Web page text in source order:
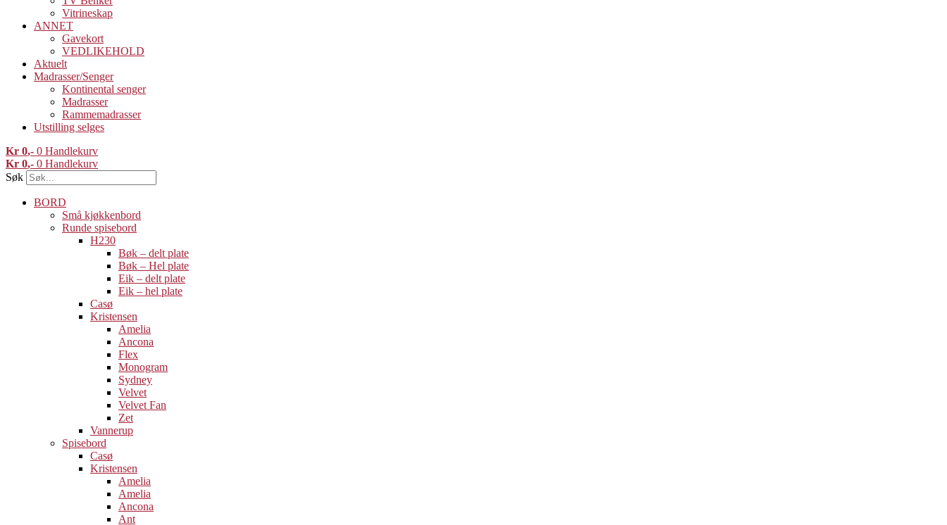
Vitrineskap
ANNET
Gavekort
VEDLIKEHOLD
Aktuelt
Madrasser/Senger
Kontinental senger
Madrasser
Rammemadrasser
Utstilling selges
Kr 0 0 Handlekurv
Kr 0 0 Handlekurv
Søk
BORD
Små kjøkkenbord
Runde spisebord
H230
Bøk – delt plate
Bøk – Hel plate
Eik – delt plate
Eik – hel plate
Casø
Kristensen
Amelia
Ancona
Flex
Monogram
Sydney
Velvet
Velvet Fan
Zet
Vannerup
Spisebord
Casø
Kristensen
Amelia
Amelia
Ancona
Ant